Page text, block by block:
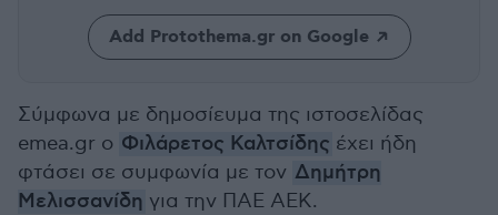
Add Protothema.gr on Google
Σύμφωνα με δημοσίευμα της ιστοσελίδας
emea.gr ο Φιλάρετος Καλτσίδης έχει ήδη
φτάσει σε συμφωνία με τον Δημήτρη
Μελισσανίδη για την ΠΑΕ ΑΕΚ.